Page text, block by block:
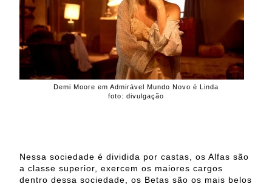
Demi Moore em Admirável Mundo Novo é Linda
foto: divulgação
Nessa sociedade é dividida por castas, os Alfas são
a classe superior, exercem os maiores cargos
dentro dessa sociedade, os Betas são os mais belos